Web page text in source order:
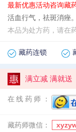
最新优惠活动咨询藏
活血行气，祛斑消痤
本品为处方药，请在
藏药连锁
满立减 满就送
在线药师：
藏药师微信：